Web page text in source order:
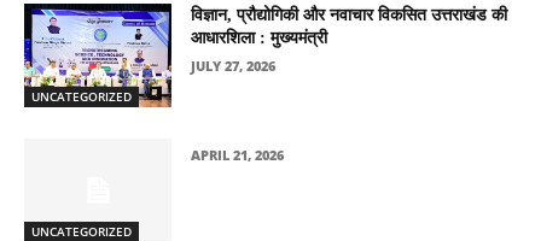
UNCATEGORIZED
विज्ञान, प्रौद्योगिकी और नवाचार विकसित उत्तराखंड की
आधारशिला : मुख्यमंत्री
JULY 27, 2026
UNCATEGORIZED
APRIL 21, 2026